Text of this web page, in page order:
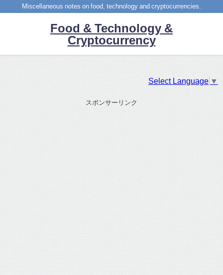
Miscellaneous notes on food, technology and cryptocurrencies.
Food & Technology &
Cryptocurrency
Select Language ▼
スポンサーリンク